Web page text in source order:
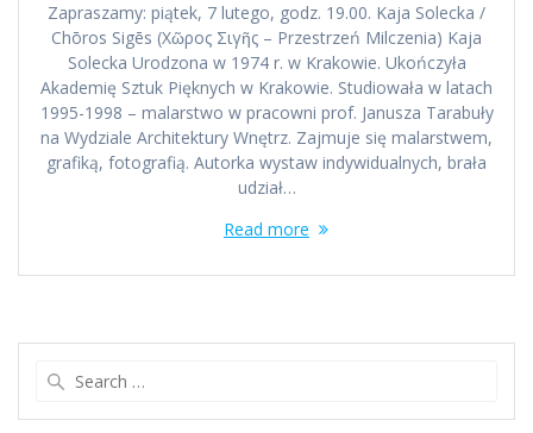
Zapraszamy: piątek, 7 lutego, godz. 19.00. Kaja Solecka /
Chōros Sigēs (Χῶρος Σιγῆς – Przestrzeń Milczenia) Kaja
Solecka Urodzona w 1974 r. w Krakowie. Ukończyła
Akademię Sztuk Pięknych w Krakowie. Studiowała w latach
1995-1998 – malarstwo w pracowni prof. Janusza Tarabuły
na Wydziale Architektury Wnętrz. Zajmuje się malarstwem,
grafiką, fotografią. Autorka wystaw indywidualnych, brała
udział…
Read more